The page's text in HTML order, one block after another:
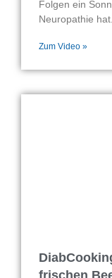
Folgen ein
Neuropathie
Zum Video »
frischen